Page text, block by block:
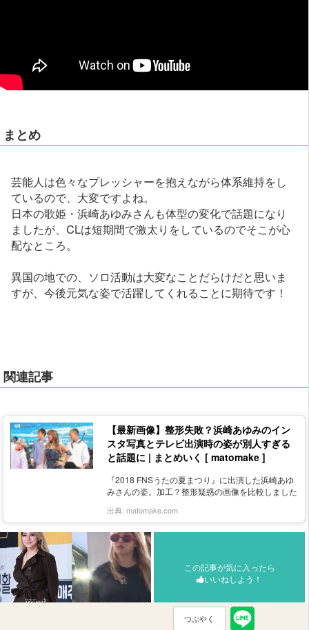
まとめ
芸能人は色々なプレッシャーを抱えながら体系維持をし
ているので、大変ですよね。
日本の歌姫・浜崎あゆみさんも体型の変化で話題になり
ましたが、CLは短期間で激太りをしているのでそこが心
配なところ。
異国の地での、ソロ活動は大変なことだらけだと思いま
すが、今後元気な姿で活躍してくれることに期待です！
関連記事
【最新画像】整形失敗？浜崎あゆみのイン
スタ写真とテレビ出演時の姿が別人すぎる
と話題に | まとめいく [ matomake ]
『2018 FNSうたの夏まつり』に出演した浜崎あゆ
みさんの姿。加工？整形疑惑の画像を比較しました
出典: matomake.com
この記事が気に入ったら
いいねしよう！
つぶやく